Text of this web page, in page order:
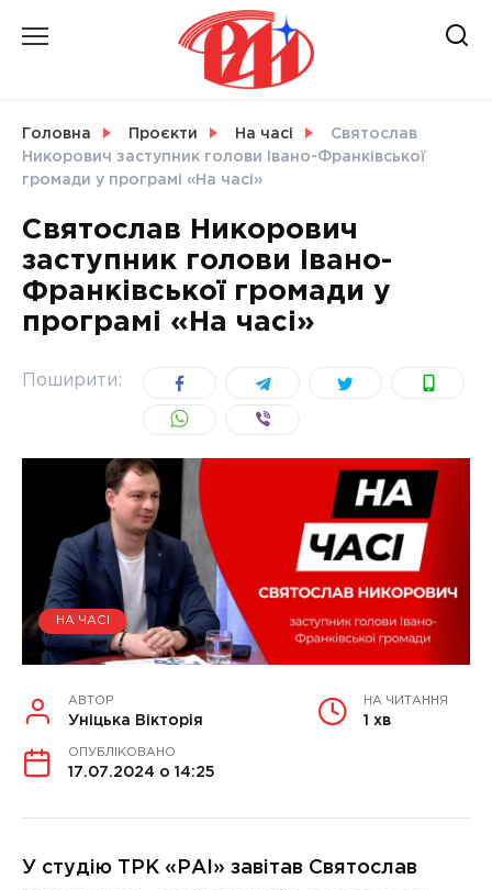
СВІТ
УКРАЇНА
Головна Проєкти На часі
Святослав
Никорович заступник голови Івано-Франківської
громади у програмі «На часі»
Святослав Никорович
заступник голови Івано-
Франківської громади у
програмі «На часі»
Поширити:
НА ЧАСІ
АВТОР
Уніцька Вікторія
НА ЧИТАННЯ
1 хв
ОПУБЛІКОВАНО
17.07.2024 о 14:25
У студію ТРК «РАІ» завітав Святослав